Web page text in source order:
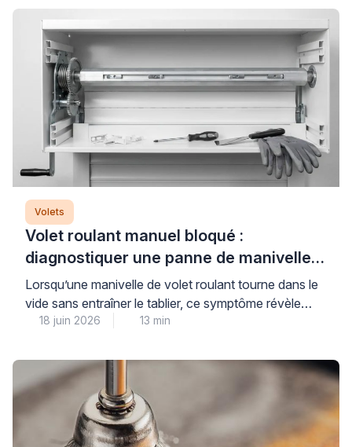
Volets
Volet roulant manuel bloqué :
diagnostiquer une panne de manivelle
ou de treuil
Lorsqu’une manivelle de volet roulant tourne dans le
vide sans entraîner le tablier, ce symptôme révèle
généralement un problème au niveau du treuil ou des
panne courante nécessite un diagnostic méthodique
pour identifier précisément l’origine du
dysfonctionnement et éviter d’aggraver la situation
par une intervention inadaptée. Plus […]
18 juin 2026 13 min